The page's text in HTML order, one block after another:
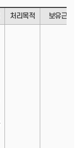
처리목적 보유근거